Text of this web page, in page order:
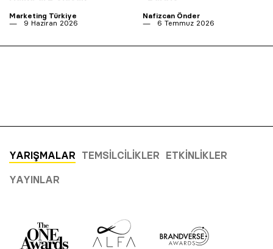
Marketing Türkiye
9 Haziran 2026
Nafizcan Önder
6 Temmuz 2026
YARIŞMALAR TEMSILCILIKLER ETKINLIKLER
YAYINLAR